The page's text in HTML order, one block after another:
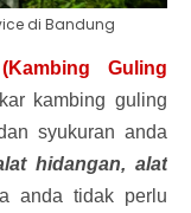
di Bandung
(Kambing Guling
kambing guling
syukuran anda
hidangan, alat
anda tidak perlu